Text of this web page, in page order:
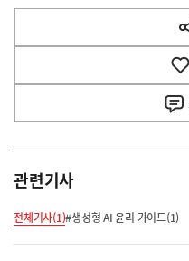
다
음
관련기사
전체기사(1)#생성형 AI 윤리 가이드(1)